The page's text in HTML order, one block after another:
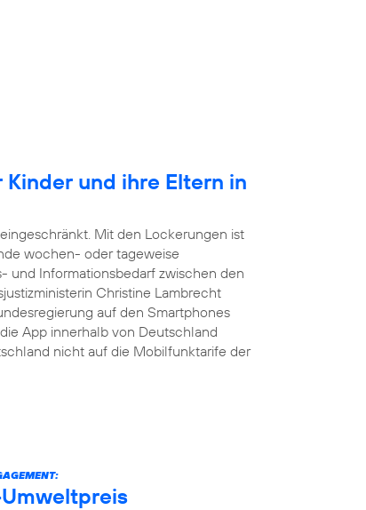
und ihre Eltern in
Mit den Lockerungen ist
wochen- oder tageweise
und Informationsbedarf zwischen den
Christine Lambrecht
auf den Smartphones
App innerhalb von Deutschland
nicht auf die Mobilfunktarife der